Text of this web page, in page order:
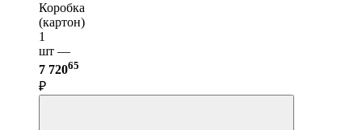
Коробка
(картон)
1
шт —
7 72065
₽